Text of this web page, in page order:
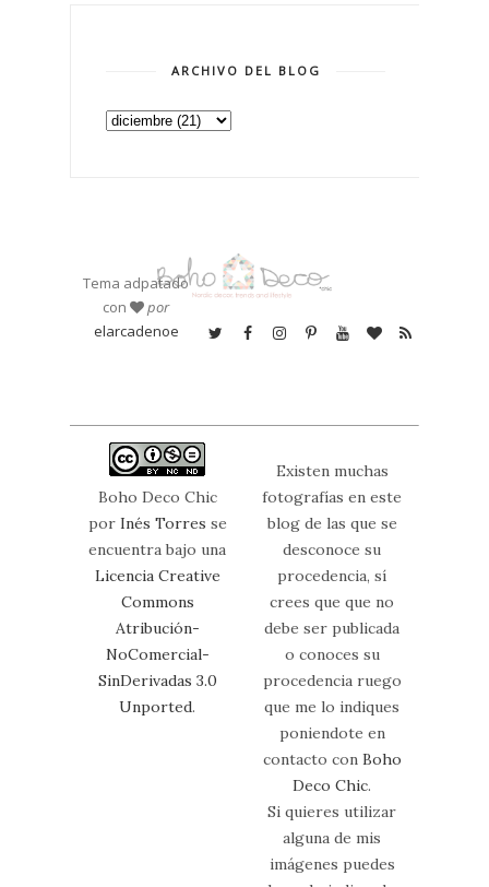
ARCHIVO DEL BLOG
Tema adpatado
con
por
elarcadenoe
Boho Deco Chic
por Inés Torres se
encuentra bajo una
Licencia Creative
Commons
Atribución-
NoComercial-
SinDerivadas 3.0
Unported.
Existen muchas
fotografías en este
blog de las que se
desconoce su
procedencia, sí
crees que que no
debe ser publicada
o conoces su
procedencia ruego
que me lo indiques
poniendote en
contacto con Boho
Deco Chic.
Si quieres utilizar
alguna de mis
imágenes puedes